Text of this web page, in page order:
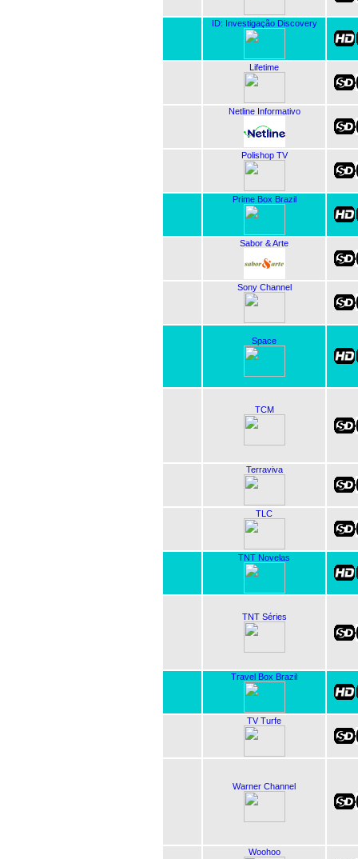
ID: Investigação Discovery
Lifetime
Netline Informativo
Polishop TV
Prime Box Brazil
Sabor & Arte
Sony Channel
Space
TCM
Terraviva
TLC
TNT Novelas
TNT Séries
Travel Box Brazil
TV Turfe
Warner Channel
Woohoo